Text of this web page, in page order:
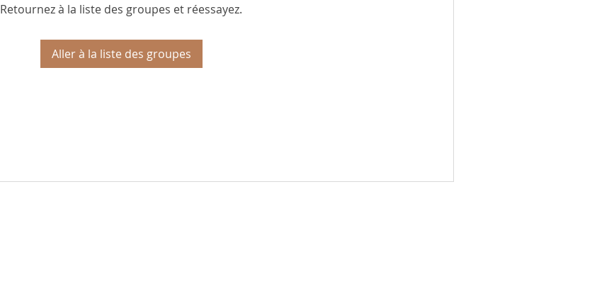
Retournez à la liste des groupes et réessayez.
Aller à la liste des groupes